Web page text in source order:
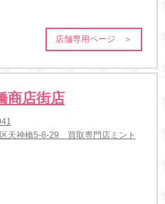
店舗専用ページ ＞
商店街店
天神橋5-8-29 買取専門店ミント